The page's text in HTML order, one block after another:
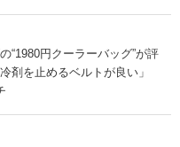
“1980円クーラーバッグ”が評
を止めるベルトが良い」